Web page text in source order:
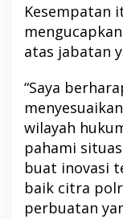
Kesempatan
atas jabatan
“Saya
wilayah
pahami
buat inovasi
baik citra
perbuatan